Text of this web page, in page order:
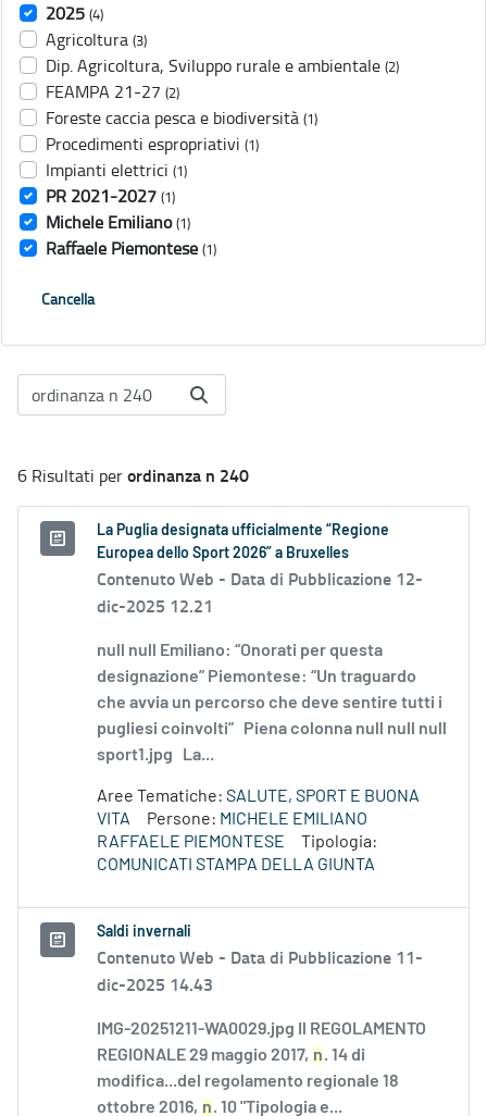
2025 (4)
Agricoltura (3)
Dip. Agricoltura, Sviluppo rurale e ambientale (2)
FEAMPA 21-27 (2)
Foreste caccia pesca e biodiversità (1)
Procedimenti espropriativi (1)
Impianti elettrici (1)
PR 2021-2027 (1)
Michele Emiliano (1)
Raffaele Piemontese (1)
Cancella
6 Risultati perordinanza n 240
La Puglia designata ufficialmente “Regione
Europea dello Sport 2026” a Bruxelles
Contenuto Web - Data di Pubblicazione 12-
dic-2025 12.21
null null Emiliano: “Onorati per questa
designazione” Piemontese: “Un traguardo
che avvia un percorso che deve sentire tutti i
pugliesi coinvolti” Piena colonna null null null
sport1.jpg La...
Aree Tematiche: SALUTE, SPORT E BUONA
VITA
Persone: MICHELE EMILIANO
RAFFAELE PIEMONTESE
Tipologia:
COMUNICATI STAMPA DELLA GIUNTA
Saldi invernali
Contenuto Web - Data di Pubblicazione 11-
dic-2025 14.43
IMG-20251211-WA0029.jpg Il REGOLAMENTO
REGIONALE 29 maggio 2017, n. 14 di
modifica...del regolamento regionale 18
ottobre 2016, n. 10 "Tipologia e...